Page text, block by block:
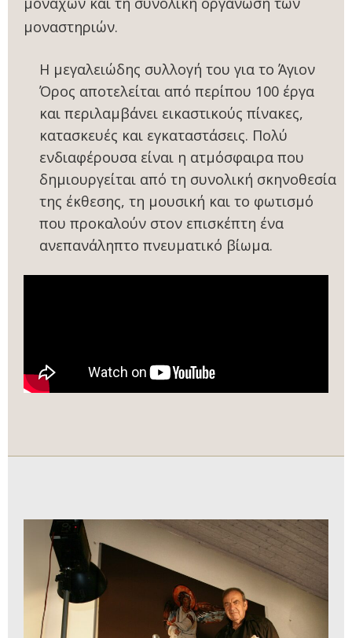
μοναστηριών.
Η μεγαλειώδης συλλογή του για το Άγιον
Όρος αποτελείται από περίπου 100 έργα
και περιλαμβάνει εικαστικούς πίνακες,
κατασκευές και εγκαταστάσεις. Πολύ
ενδιαφέρουσα είναι η ατμόσφαιρα που
δημιουργείται από τη συνολική σκηνοθεσία
της έκθεσης, τη μουσική και το φωτισμό
που προκαλούν στον επισκέπτη ένα
ανεπανάληπτο πνευματικό βίωμα.